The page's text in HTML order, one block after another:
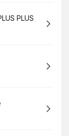
PLUS